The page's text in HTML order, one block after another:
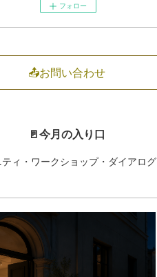
フォロー
📤お問い合わせ
🚪今月の入り口
ティ・ワークショップ・ダイアログ